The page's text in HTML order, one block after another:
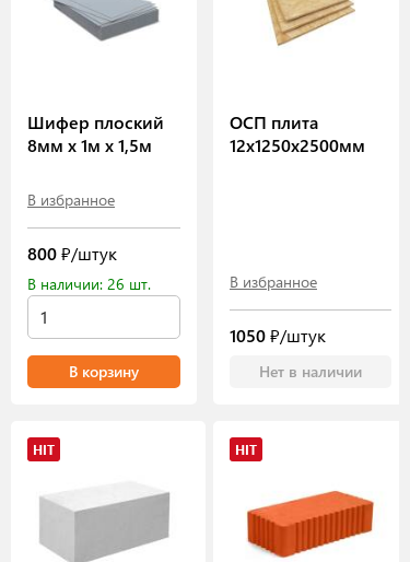
Шифер плоский
8мм х 1м х 1,5м
В избранное
800₽/штук
В наличии: 26 шт.
В корзину
ОСП плита
12х1250х2500мм
В избранное
1050₽/штук
Нет в наличии
HIT HIT